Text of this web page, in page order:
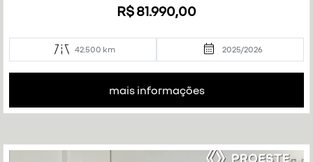
R$ 81.990,00
42.500 km 2025/2026
mais informações